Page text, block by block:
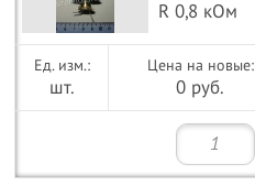
R 0,8 кОм
шт.
Цена на новые:
0 руб.